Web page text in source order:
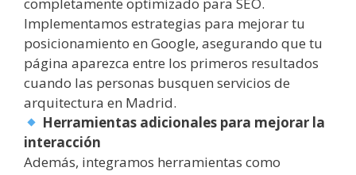
Implementamos estrategias para mejorar tu
posicionamiento en Google, asegurando que tu
página aparezca entre los primeros resultados
cuando las personas busquen servicios de
arquitectura en Madrid.
Herramientas adicionales para mejorar la
interacción
Además, integramos herramientas como